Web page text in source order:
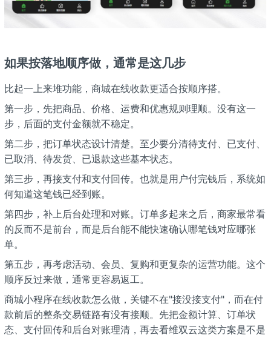
如果按落地顺序做，通常是这几步
比起一上来堆功能，商城在线收款更适合按顺序搭。
第一步，先把商品、价格、运费和优惠规则理顺。没有这一
步，后面的支付金额就不稳定。
第二步，把订单状态设计清楚。至少要分清待支付、已支付、
已取消、待发货、已退款这些基本状态。
第三步，再接支付和支付回传。也就是用户付完钱后，系统如
何知道这笔钱已经到账。
第四步，补上后台处理和对账。订单多起来之后，商家最常看
的反而不是前台，而是后台能不能快速确认哪笔钱对应哪张
单。
第五步，再考虑活动、会员、复购和更复杂的运营功能。这个
顺序反过来做，通常更容易返工。
商城小程序在线收款怎么做，关键不在"接没接支付"，而在付
款前后的整条交易链路有没有接顺。先把金额计算、订单状
态、支付回传和后台对账理清，再去看维双云这类方案是不是